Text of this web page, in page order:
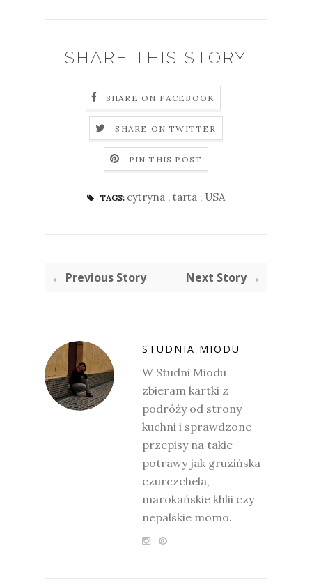
SHARE THIS STORY
SHARE ON FACEBOOK
SHARE ON TWITTER
PIN THIS POST
TAGS: cytryna , tarta , USA
← Previous Story Next Story →
STUDNIA MIODU
W Studni Miodu
zbieram kartki z
podróży od strony
kuchni i sprawdzone
przepisy na takie
potrawy jak gruzińska
czurczchela,
marokańskie khlii czy
nepalskie momo.